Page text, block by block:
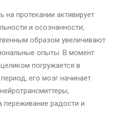
на протекании активирует
и осознанности,
образом увеличивают
опыты. В момент
погружается в
его мозг начинает
радости и